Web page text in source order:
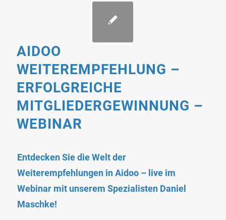
AIDOO
WEITEREMPFEHLUNG –
ERFOLGREICHE
MITGLIEDERGEWINNUNG –
WEBINAR
Entdecken Sie die Welt der
Weiterempfehlungen in Aidoo – live im
Webinar mit unserem Spezialisten Daniel
Maschke!